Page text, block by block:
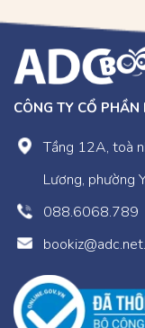
CÔNG TY CỔ
Tầng 12A, toà
Lương, phường
088.6068.789